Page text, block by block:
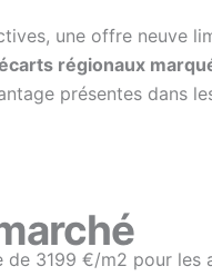
une offre neuve
régionaux
présentes dans
de 3199 €/m2 pour les